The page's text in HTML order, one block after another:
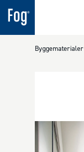
Byggematerialer